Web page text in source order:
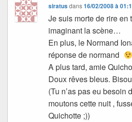
siratusdans16/02/2008 à
Je suis morte de rire en
imaginant la scène…
En plus, le Normand
réponse de normand
A plus tard, amie
Doux rêves bleus.
(Tu n’as pas eu besoin
moutons cette nuit ,
Quichotte ;))